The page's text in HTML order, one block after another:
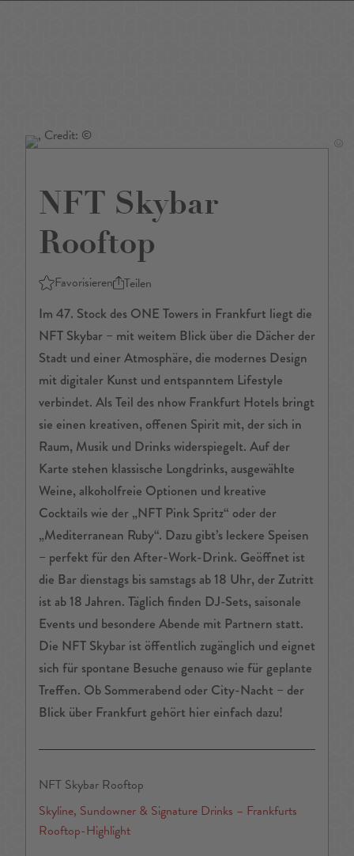
NFT Skybar
Rooftop
Favorisieren Teilen
Im 47. Stock des ONE Towers in Frankfurt liegt die
NFT Skybar – mit weitem Blick über die Dächer der
Stadt und einer Atmosphäre, die modernes Design
mit digitaler Kunst und entspanntem Lifestyle
verbindet. Als Teil des nhow Frankfurt Hotels bringt
sie einen kreativen, offenen Spirit mit, der sich in
Raum, Musik und Drinks widerspiegelt. Auf der
Karte stehen klassische Longdrinks, ausgewählte
Weine, alkoholfreie Optionen und kreative
Cocktails wie der „NFT Pink Spritz“ oder der
„Mediterranean Ruby“. Dazu gibt’s leckere Speisen
– perfekt für den After-Work-Drink. Geöffnet ist
die Bar dienstags bis samstags ab 18 Uhr, der Zutritt
ist ab 18 Jahren. Täglich finden DJ-Sets, saisonale
Events und besondere Abende mit Partnern statt.
Die NFT Skybar ist öffentlich zugänglich und eignet
sich für spontane Besuche genauso wie für geplante
Treffen. Ob Sommerabend oder City-Nacht – der
Blick über Frankfurt gehört hier einfach dazu!
NFT Skybar Rooftop
Skyline, Sundowner & Signature Drinks – Frankfurts
Rooftop-Highlight